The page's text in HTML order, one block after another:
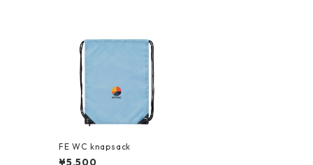
FE WC knapsack
¥5,500